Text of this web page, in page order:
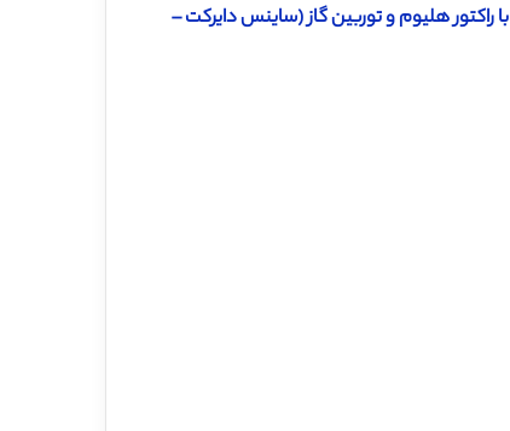
دانلود ترجمه مقاله ترمودینامیک نیروگاه هسته ای مدولار GT-MHR-250 با راکتور هلیوم و توربین گاز (ساینس دایرکت –